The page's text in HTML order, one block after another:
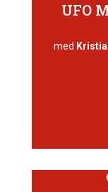
UFO
med